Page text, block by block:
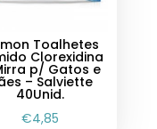
Toalhetes
Clorexidina
p/ Gatos e
– Salviette
40Unid.
€4,85